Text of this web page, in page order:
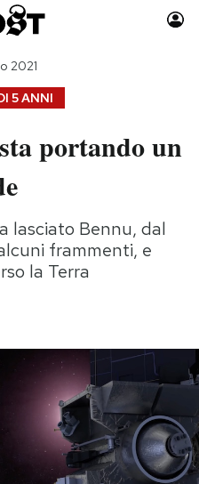
Auto
Moda
Storie/Idee
Ok Boomer!
Media
Mondiali calcio 2026
5 ANNI
2021
portando un
lasciato Bennu, dal
frammenti, e
la Terra